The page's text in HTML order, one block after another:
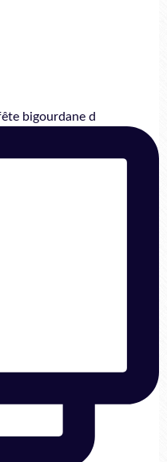
bigourdane d